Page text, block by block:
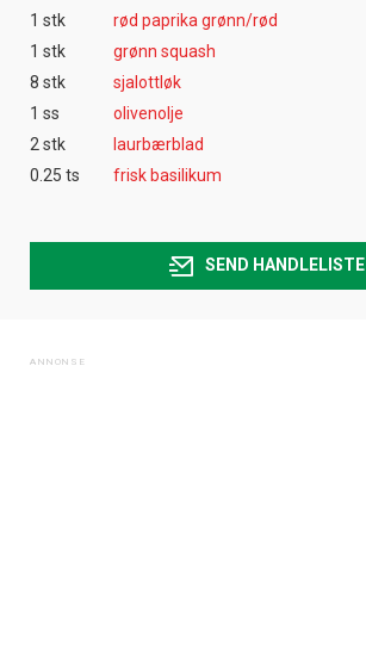
1 stk
rød paprika grønn/rød
1 stk
grønn squash
8 stk
sjalottløk
1 ss
olivenolje
2 stk
laurbærblad
0.25 ts
frisk basilikum
SEND HANDLELISTE